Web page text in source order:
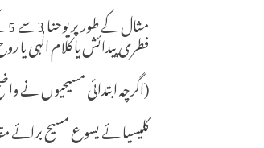
فطری پیدائش یا کلام الٰہی
(اگرچہ ابتدائی مسیحیوں نے
کلیسیا ئے یسوع مسیح